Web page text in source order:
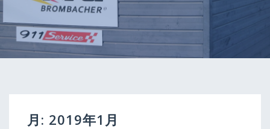
月: 2019年1月